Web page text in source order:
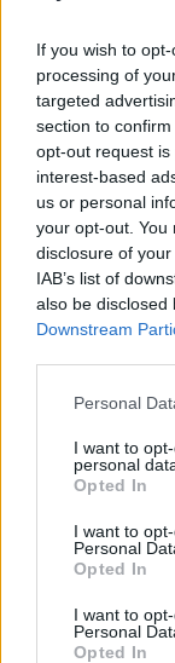
If you wish to
processing of
targeted
section to
opt-out request
interest-based
us or personal
your opt-out. You
disclosure of
IAB’s list of
also be disclosed
Downstream
Please note that
not limited to
grant or deny
use your data
consent section.
Personal
I want to
personal
Opted In
I want to
Personal
Opted In
I want to
Personal
Opted In
BELLEZZA